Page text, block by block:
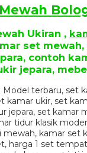
Ukiran ,
set
contoh
jepara,